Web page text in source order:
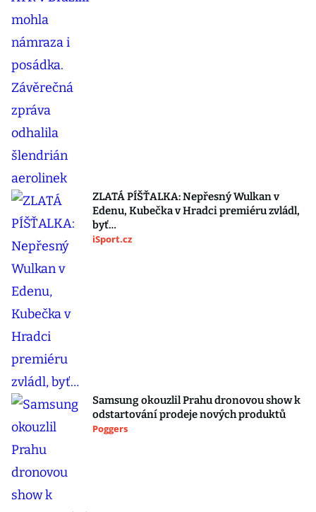
ZLATÁ PÍŠŤALKA: Nepřesný Wulkan v
Edenu, Kubečka v Hradci premiéru zvládl,
byť…
iSport.cz
Samsung okouzlil Prahu dronovou show k
odstartování prodeje nových produktů
Poggers